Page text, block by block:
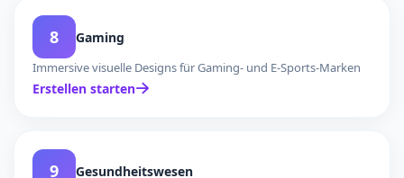
8 Gaming
Immersive visuelle Designs für Gaming- und E-Sports-Marken
Erstellen starten
9 Gesundheitswesen